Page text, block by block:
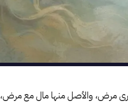
مرض، والأصل منها مال مع مرض،